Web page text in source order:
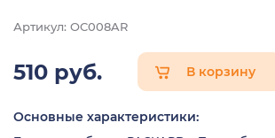
Артикул: OC008AR
510 руб. В корзину
Основные характеристики: